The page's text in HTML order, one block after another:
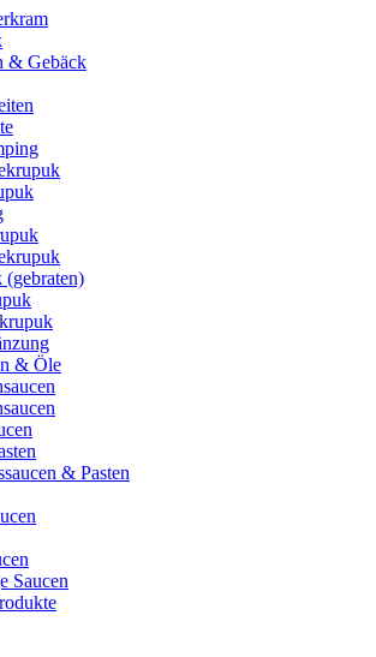
& Gebäck
& Öle
& Pasten
Saucen